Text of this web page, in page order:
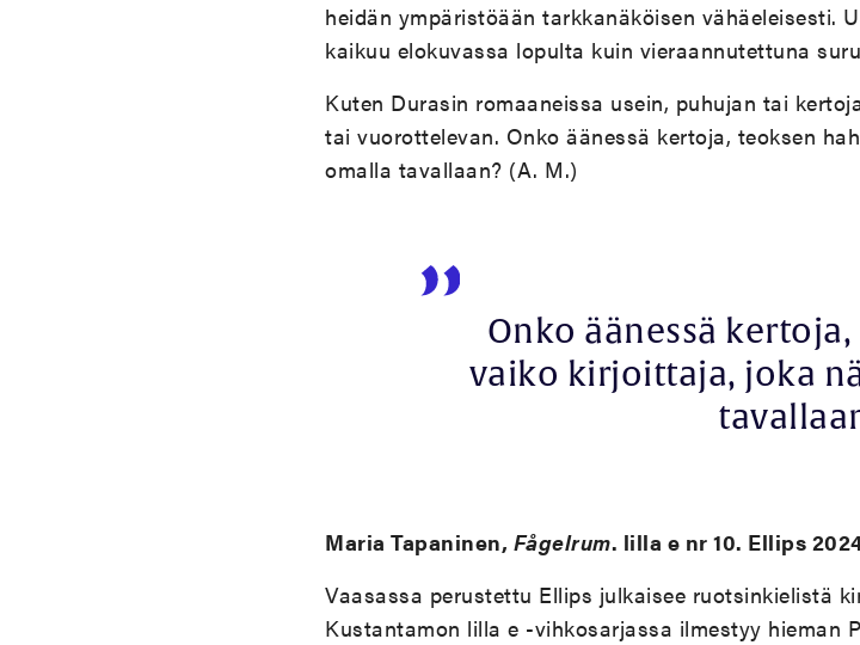
heidän ympäristöään tarkkanäköisen vähäeleisesti.
kaikuu elokuvassa lopulta kuin vieraannutettuna
Kuten Durasin romaaneissa usein, puhujan tai
tai vuorottelevan. Onko äänessä kertoja, teoksen
omalla tavallaan? (A. M.)
Onko äänessä
vaiko kirjoittaja, joka
Maria Tapaninen, Fågelrum. lilla e nr 10. Ellips
Vaasassa perustettu Ellips julkaisee ruotsinkielistä
Kustantamon lilla e -vihkosarjassa ilmestyy hieman